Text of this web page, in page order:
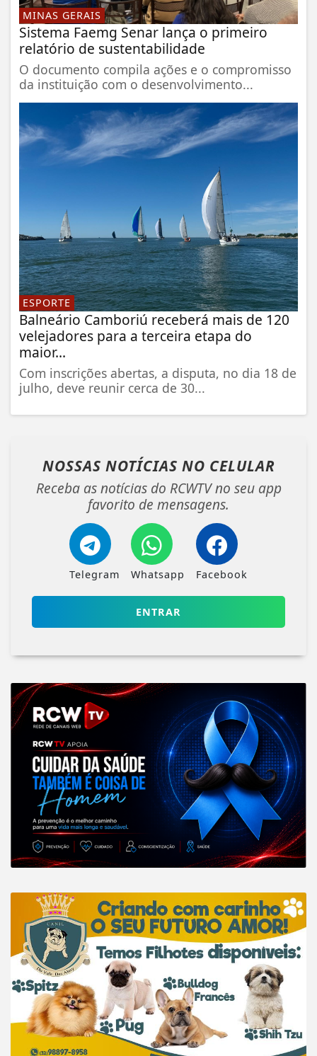
MINAS GERAIS
Sistema Faemg Senar lança o primeiro
relatório de sustentabilidade
O documento compila ações e o compromisso
da instituição com o desenvolvimento...
ESPORTE
Balneário Camboriú receberá mais de 120
velejadores para a terceira etapa do
maior...
Com inscrições abertas, a disputa, no dia 18 de
julho, deve reunir cerca de 30...
NOSSAS NOTÍCIAS NO CELULAR
Receba as notícias do RCWTV no seu app
favorito de mensagens.
Telegram Whatsapp Facebook
ENTRAR